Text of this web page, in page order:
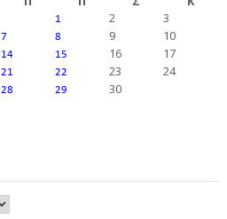
1 2
3
7 8 9 10
14 15 16 17
21 22 23
24
28 29 30